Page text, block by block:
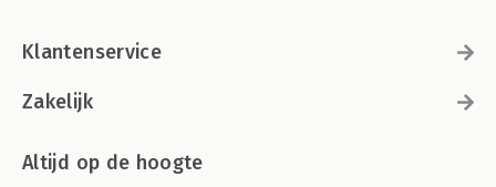
Klantenservice
Zakelijk
Altijd op de hoogte